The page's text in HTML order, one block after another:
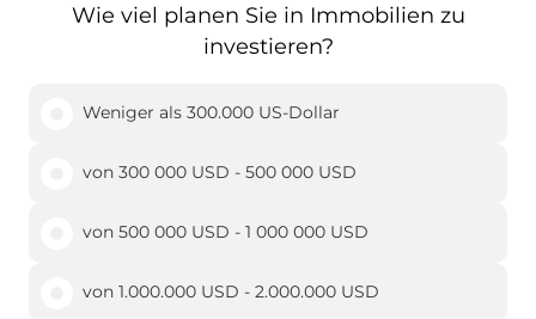
Wie viel planen Sie in Immobilien zu
investieren?
Weniger als 300.000 US-Dollar
von 300 000 USD - 500 000 USD
von 500 000 USD - 1 000 000 USD
von 1.000.000 USD - 2.000.000 USD